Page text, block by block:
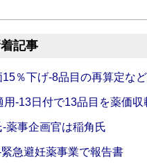
記事
％下げ‐8品目の再算定な
用‐13日付で13品目を薬価収
薬事企画官は稲角氏
緊急避妊薬事業で報告書